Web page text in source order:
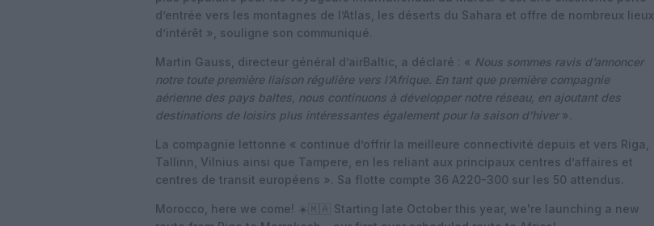
d’entrée vers les montagnes de l’Atlas, les déserts du Sahara et offre de nombreux lieux
d’intérêt », souligne son communiqué.
Martin Gauss, directeur général d’airBaltic, a déclaré : « Nous sommes ravis d’annoncer
notre toute première liaison régulière vers l’Afrique. En tant que première compagnie
aérienne des pays baltes, nous continuons à développer notre réseau, en ajoutant des
destinations de loisirs plus intéressantes également pour la saison d’hiver».
La compagnie lettonne « continue d’offrir la meilleure connectivité depuis et vers Riga,
Tallinn, Vilnius ainsi que Tampere, en les reliant aux principaux centres d’affaires et
centres de transit européens ». Sa flotte compte 36 A220-300 sur les 50 attendus.
Morocco, here we come! ☀️🇲🇦 Starting late October this year, we're launching a new